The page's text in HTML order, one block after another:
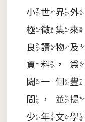
小世界
極徵集
良讀物
資料，
闢一個
間，並
少年文